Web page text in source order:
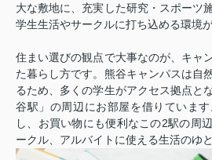
大な敷地に、充実した研究・スポーツ
学生生活やサークルに打ち込める環境
住まい選びの観点で大事なのが、キャ
た暮らし方です。熊谷キャンパスは自
るため、多くの学生がアクセス拠点と
谷駅」の周辺にお部屋を借りていま
し、お買い物にも便利なこの2駅の周
ークル、アルバイトに使える生活のゆ